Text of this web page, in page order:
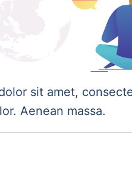
sit amet,
Aenean massa.